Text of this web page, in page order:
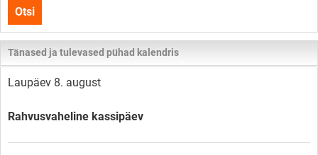
lehelt
Otsi
Tänased ja tulevased pühad kalendris
Laupäev 8. august
Rahvusvaheline kassipäev